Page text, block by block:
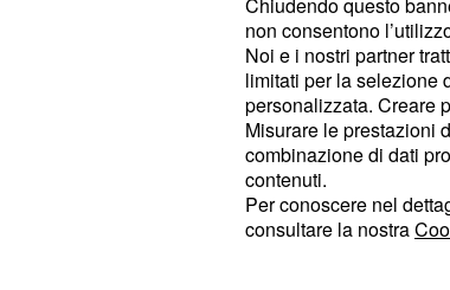
paragonato a quello del
sensazione che emerge
la stessa ormai da anni:
appaiono inarrivabili
La Ducati
crescendo
non consentono
Noi e i nostri partner
limitati per la selezione
personalizzata. Creare
Misurare le prestazioni
combinazione di dati
contenuti.
Per conoscere nel
consultare la nostra